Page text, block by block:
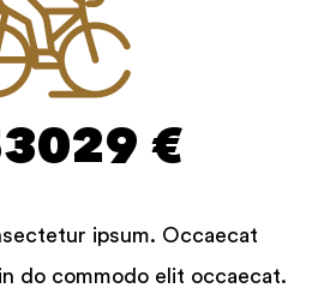
€
ipsum. Occaecat
do commodo elit occaecat.